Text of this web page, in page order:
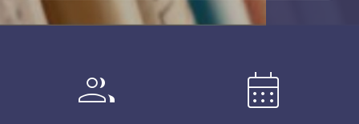
group calendar_month